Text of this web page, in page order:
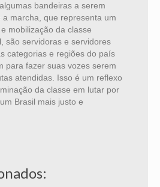
bandeiras a serem
a marcha, que representa um
mobilização da classe
são servidoras e servidores
categorias e regiões do país
para fazer suas vozes serem
atendidas. Isso é um reflexo
da classe em lutar por
Brasil mais justo e